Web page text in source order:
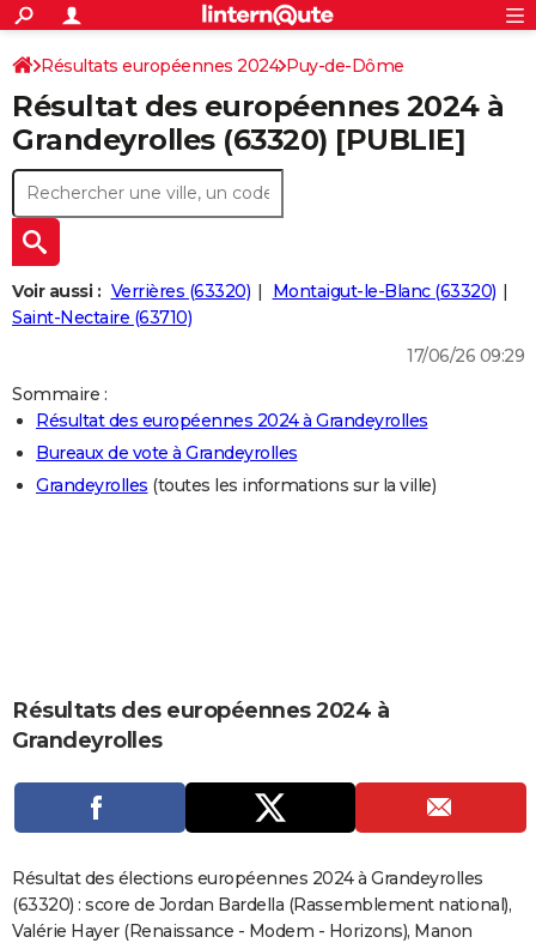
ACTUALITÉS
Politique
Société
Faits Divers
Education
Monde
Villes
+
SPORT
Coupe du monde 2026
Football
Tennis
Cyclisme
Rugby
Forum
Programme TV
TNT
Streaming
Cinéma
Sorties cinéma
Musique
+
FINANCE
Retraite
Impôts
Epargne
Immobilier
Risques naturels par ville
Banque
Assurance
Crédit
AUTO
Essais
Réserver un essai
Citadines
Berlines
SUV
Forum auto
+
HIGH-TECH
Mobiles
Meilleur smartphone
Internet
Ordinateurs
Jeux vidéo
Guide high-tech
+
BRICOLAGE
Guides de France
Escapades
Patrimoine
Expositions
Musées
Week-end nature
LIFESTYLE
Art de vivre
Bien-être
Loisirs
Mode
Modes de vie
CARTE DE VOEUX
Carte de Noël
Carte Bonne année
Carte Saint-Valentin
Carte Pâques
Carte d'anniversaire
Dictionnaire
Biographies
Expressions
Proverbes
PROGRAMME TV
S'inscrire
Se connecter
Lycées
Collèges
Primaires
Universités
Entreprises
Service militaire
Avis de recherche
AVIS DE DÉCÈS
S'inscrire
Connexion
Résultats européennes 2024 Puy-de-Dôme
Résultat des européennes 2024 à
Grandeyrolles (63320) [PUBLIE]
Voir aussi : Verrières (63320)
Montaigut-le-Blanc (63320)
Saint-Nectaire (63710)
17/06/26 09:29
Sommaire :
Résultat des européennes 2024 à Grandeyrolles
Bureaux de vote à Grandeyrolles
Grandeyrolles (toutes les informations sur la ville)
Résultats des européennes 2024 à
Grandeyrolles
Résultat des élections européennes 2024 à Grandeyrolles
(63320) : score de Jordan Bardella (Rassemblement national),
Valérie Hayer (Renaissance - Modem - Horizons), Manon